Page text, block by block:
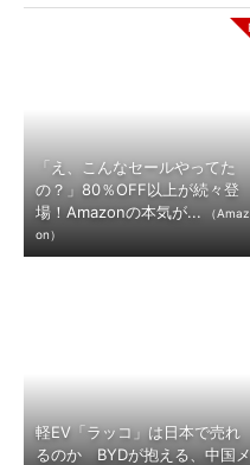
「え、こんなセールやってた
の？」80％OFF以上が続々登
場！Amazonの本気が...
（Amaz
on）
軽EV「ラッコ」は日本で売れ
るのか BYDが抱える、中国メ